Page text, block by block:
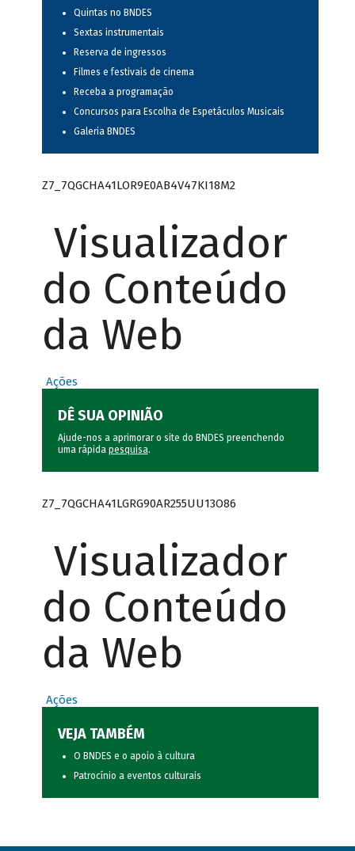
Quintas no BNDES
Sextas instrumentais
Reserva de ingressos
Filmes e festivais de cinema
Receba a programação
Concursos para Escolha de Espetáculos Musicais
Galeria BNDES
Z7_7QGCHA41LOR9E0AB4V47KI18M2
Visualizador
do Conteúdo
da Web
Ações
DÊ SUA OPINIÃO
Ajude-nos a aprimorar o site do BNDES preenchendo
uma rápida pesquisa.
Z7_7QGCHA41LGRG90AR255UU13O86
Visualizador
do Conteúdo
da Web
Ações
VEJA TAMBÉM
O BNDES e o apoio à cultura
Patrocínio a eventos culturais